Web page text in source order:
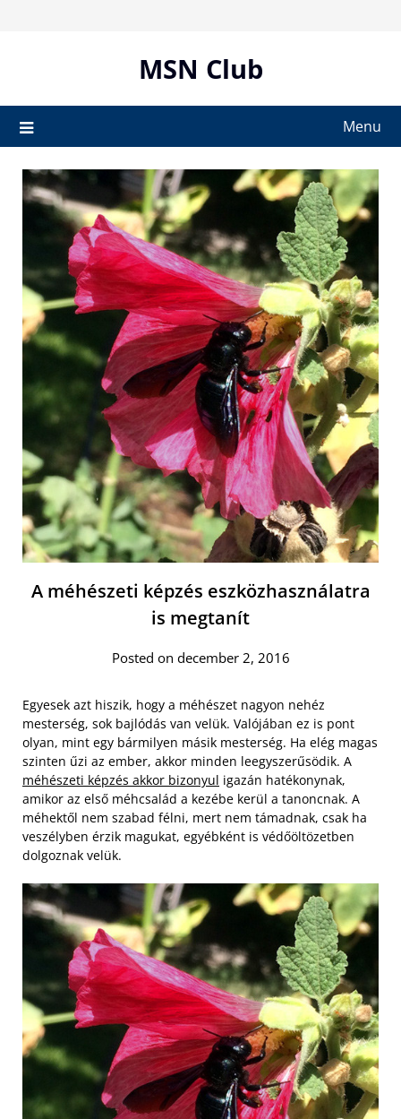
MSN Club
Menu
A méhészeti képzés eszközhasználatra
is megtanít
Posted on december 2, 2016
Egyesek azt hiszik, hogy a méhészet nagyon nehéz
mesterség, sok bajlódás van velük. Valójában ez is pont
olyan, mint egy bármilyen másik mesterség. Ha elég magas
szinten űzi az ember, akkor minden leegyszerűsödik. A
méhészeti képzés akkor bizonyul igazán hatékonynak,
amikor az első méhcsalád a kezébe kerül a tanoncnak. A
méhektől nem szabad félni, mert nem támadnak, csak ha
veszélyben érzik magukat, egyébként is védőöltözetben
dolgoznak velük.